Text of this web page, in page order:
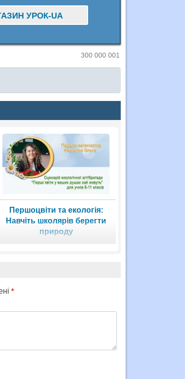
УРОК-UA
300 000 001
Першоцвіти та екологія:
Навчіть школярів берегти
природу
*